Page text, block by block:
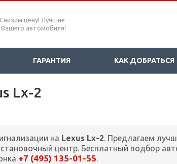
цену! Лучшие
Вашего автомобиля!
ГАРАНТИЯ КАК ДОБРАТЬСЯ
Lx-2
на Lexus Lx-2. Предлагаем
центр. Бесплатный подбор
+7 (495) 135-01-55.